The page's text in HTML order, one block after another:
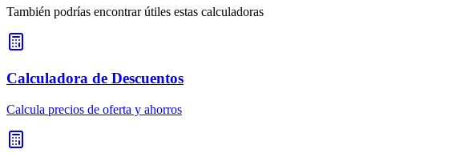
También podrías encontrar útiles estas calculadoras
Calculadora de Descuentos
Calcula precios de oferta y ahorros